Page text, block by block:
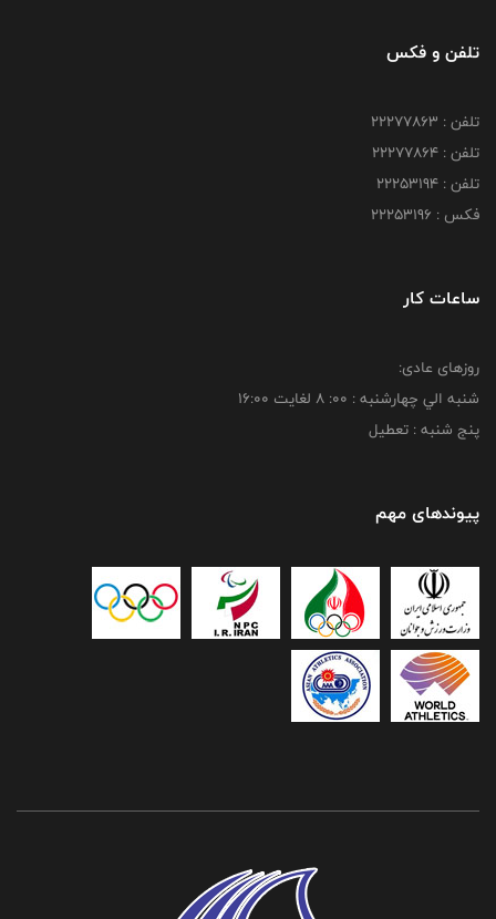
تلفن و فکس
تلفن : 22277863
تلفن : 22277864
تلفن : 22253194
فکس : 22253196
ساعات کار
روزهای عادی:
شنبه الي چهارشنبه : 00: 8 لغايت 16:00
پنج شنبه : تعطیل
پیوندهای مهم